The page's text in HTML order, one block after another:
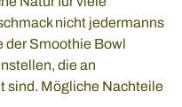
nicht jedermanns
der Smoothie Bowl
die an
sind. Mögliche Nachteile